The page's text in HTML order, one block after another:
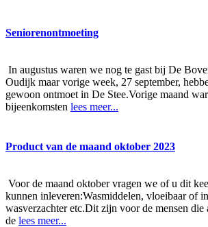
Seniorenontmoeting
In augustus waren we nog te gast bij De
Oudijk maar vorige week, 27 september,
gewoon ontmoet in De Stee.Vorige maand
bijeenkomsten lees meer...
Product van de maand oktober 2023
Voor de maand oktober vragen we of u dit
kunnen inleveren:Wasmiddelen, vloeibaar of
wasverzachter etc.Dit zijn voor de mensen
de lees meer...